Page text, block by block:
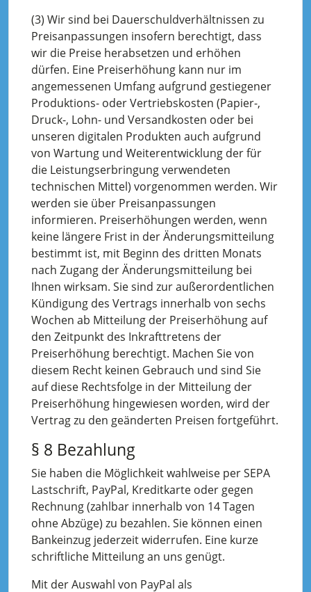
(3) Wir sind bei Dauerschuldverhältnissen zu
Preisanpassungen insofern berechtigt, dass
wir die Preise herabsetzen und erhöhen
dürfen. Eine Preiserhöhung kann nur im
angemessenen Umfang aufgrund gestiegener
Produktions- oder Vertriebskosten (Papier-,
Druck-, Lohn- und Versandkosten oder bei
unseren digitalen Produkten auch aufgrund
von Wartung und Weiterentwicklung der für
die Leistungserbringung verwendeten
technischen Mittel) vorgenommen werden. Wir
werden sie über Preisanpassungen
informieren. Preiserhöhungen werden, wenn
keine längere Frist in der Änderungsmitteilung
bestimmt ist, mit Beginn des dritten Monats
nach Zugang der Änderungsmitteilung bei
Ihnen wirksam. Sie sind zur außerordentlichen
Kündigung des Vertrags innerhalb von sechs
Wochen ab Mitteilung der Preiserhöhung auf
den Zeitpunkt des Inkrafttretens der
Preiserhöhung berechtigt. Machen Sie von
diesem Recht keinen Gebrauch und sind Sie
auf diese Rechtsfolge in der Mitteilung der
Preiserhöhung hingewiesen worden, wird der
Vertrag zu den geänderten Preisen fortgeführt.
§ 8 Bezahlung
Sie haben die Möglichkeit wahlweise per SEPA
Lastschrift, PayPal, Kreditkarte oder gegen
Rechnung (zahlbar innerhalb von 14 Tagen
ohne Abzüge) zu bezahlen. Sie können einen
Bankeinzug jederzeit widerrufen. Eine kurze
schriftliche Mitteilung an uns genügt.
Mit der Auswahl von PayPal als